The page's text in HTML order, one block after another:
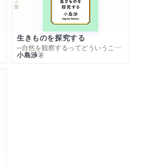
生きものを探究する
─自然を観察するってどういうこと？
小島渉著